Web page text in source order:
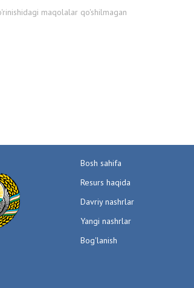
maqolalar qo'shilmagan
Bosh sahifa
Resurs haqida
Davriy nashrlar
Yangi nashrlar
Bog'lanish